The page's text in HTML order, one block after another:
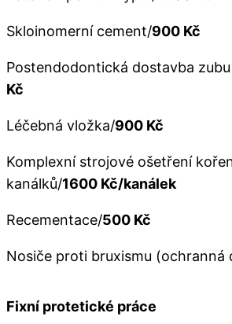
Skloinomerní cement/900 Kč
Postendodontická dostavba
Kč
Léčebná vložka/900 Kč
Komplexní strojové ošetření
kanálků/1600 Kč/kanálek
Recementace/500 Kč
Nosiče proti bruxismu (ochranná
Fixní protetické práce